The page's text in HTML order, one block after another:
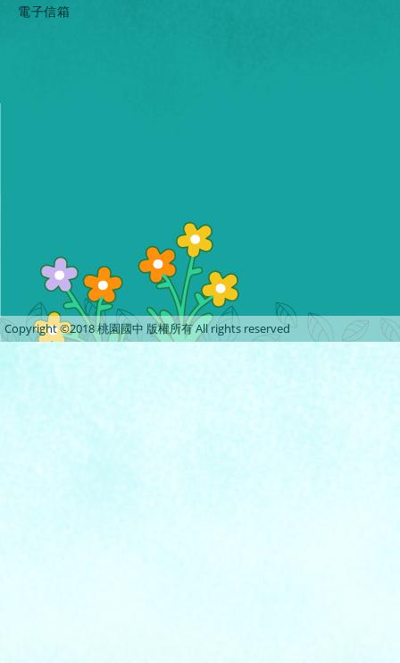
電子信箱
Copyright ©2018 桃園國中 版權所有 All rights reserved